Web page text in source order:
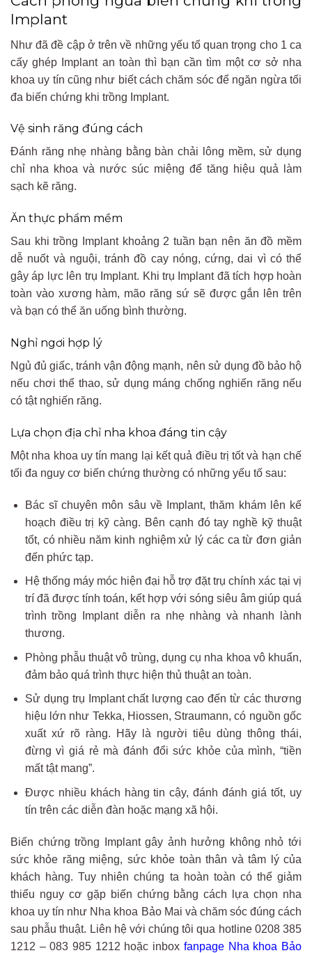
Implant
Như đã đề cập ở trên về những yếu tố quan trọng cho 1 ca
cấy ghép Implant an toàn thì bạn cần tìm một cơ sở nha
khoa uy tín cũng như biết cách chăm sóc để ngăn ngừa tối
đa biến chứng khi trồng Implant.
Vệ sinh răng đúng cách
Đánh răng nhẹ nhàng bằng bàn chải lông mềm, sử dụng
chỉ nha khoa và nước súc miệng để tăng hiệu quả làm
sạch kẽ răng.
Ăn thực phẩm mềm
Sau khi trồng Implant khoảng 2 tuần bạn nên ăn đồ mềm
dễ nuốt và nguội, tránh đồ cay nóng, cứng, dai vì có thể
gây áp lực lên trụ Implant. Khi trụ Implant đã tích hợp hoàn
toàn vào xương hàm, mão răng sứ sẽ được gắn lên trên
và bạn có thể ăn uống bình thường.
Nghỉ ngơi hợp lý
Ngủ đủ giấc, tránh vận động mạnh, nên sử dụng đồ bảo hộ
nếu chơi thể thao, sử dụng máng chống nghiến răng nếu
có tật nghiến răng.
Lựa chọn địa chỉ nha khoa đáng tin cậy
Một nha khoa uy tín mang lại kết quả điều trị tốt và hạn chế
tối đa nguy cơ biến chứng thường có những yếu tố sau:
Bác sĩ chuyên môn sâu về Implant, thăm khám lên kế
hoạch điều trị kỹ càng. Bên cạnh đó tay nghề kỹ thuật
tốt, có nhiều năm kinh nghiệm xử lý các ca từ đơn giản
đến phức tạp.
Hệ thống máy móc hiện đại hỗ trợ đặt trụ chính xác tại vị
trí đã được tính toán, kết hợp với sóng siêu âm giúp quá
trình trồng Implant diễn ra nhẹ nhàng và nhanh lành
thương.
Phòng phẫu thuật vô trùng, dụng cụ nha khoa vô khuẩn,
đảm bảo quá trình thực hiện thủ thuật an toàn.
Sử dụng trụ Implant chất lượng cao đến từ các thương
hiệu lớn như Tekka, Hiossen, Straumann, có nguồn gốc
xuất xứ rõ ràng. Hãy là người tiêu dùng thông thái,
đừng vì giá rẻ mà đánh đổi sức khỏe của mình, “tiền
mất tật mang”.
Được nhiều khách hàng tin cậy, đánh đánh giá tốt, uy
tín trên các diễn đàn hoặc mạng xã hội.
Biến chứng trồng Implant gây ảnh hưởng không nhỏ tới
sức khỏe răng miệng, sức khỏe toàn thân và tâm lý của
khách hàng. Tuy nhiên chúng ta hoàn toàn có thể giảm
thiểu nguy cơ gặp biến chứng bằng cách lựa chọn nha
khoa uy tín như Nha khoa Bảo Mai và chăm sóc đúng cách
sau phẫu thuật. Liên hệ với chúng tôi qua hotline 0208 385
1212 – 083 985 1212 hoặc inbox fanpage Nha khoa Bảo